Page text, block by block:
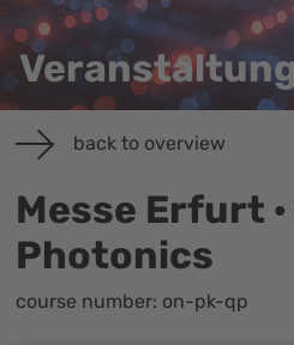
back to overview
Messe Erfurt
Photonics
course number: on-pk-qp